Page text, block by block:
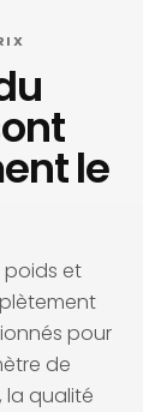
le
poids et
pour
de
la qualité